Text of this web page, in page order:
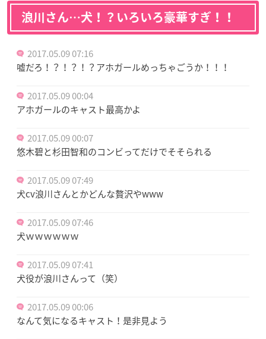
浪川さん…犬！？いろいろ豪華すぎ！！
2017.05.09 07:16
嘘だろ！？！？！？アホガールめっちゃごうか！！！
2017.05.09 00:04
アホガールのキャスト最高かよ
2017.05.09 00:07
悠木碧と杉田智和のコンビってだけでそそられる
2017.05.09 07:49
犬cv浪川さんとかどんな贅沢やwww
2017.05.09 07:46
犬ｗｗｗｗｗｗ
2017.05.09 07:41
犬役が浪川さんって（笑）
2017.05.09 00:06
なんて気になるキャスト！是非見よう